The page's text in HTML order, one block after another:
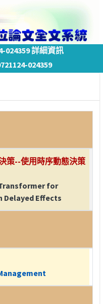
024359 詳細資訊
024359
策--使用時序動態決策
for
Delayed Effects